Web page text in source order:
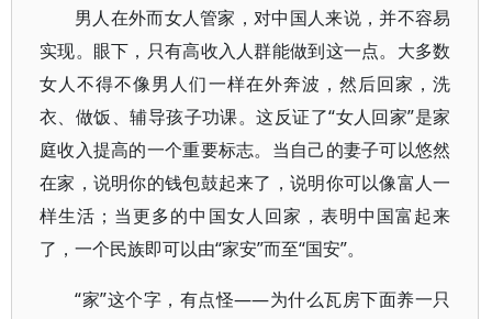
男人在外而女人管家，对中国人来说，并不容易
实现。眼下，只有高收入人群能做到这一点。大多数
女人不得不像男人们一样在外奔波，然后回家，洗
衣、做饭、辅导孩子功课。这反证了“女人回家”是家
庭收入提高的一个重要标志。当自己的妻子可以悠然
在家，说明你的钱包鼓起来了，说明你可以像富人一
样生活；当更多的中国女人回家，表明中国富起来
了，一个民族即可以由“家安”而至“国安”。
“家”这个字，有点怪——为什么瓦房下面养一只